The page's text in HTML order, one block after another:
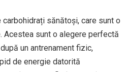
sănătoși, care sunt o
Acestea sunt o alegere perfectă
un antrenament fizic,
de energie datorită